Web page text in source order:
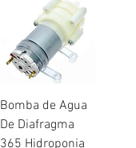
Bomba de Agua
De Diafragma
365 Hidroponia